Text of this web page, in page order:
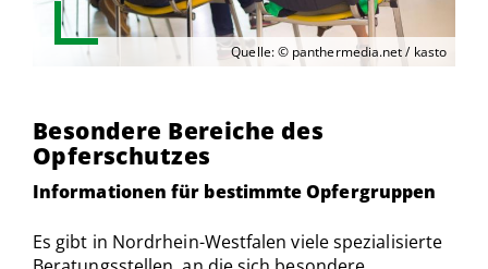
Quelle: © panthermedia.net / kasto
Besondere Bereiche des
Opferschutzes
Informationen für bestimmte Opfergruppen
Es gibt in Nordrhein-Westfalen viele spezialisierte